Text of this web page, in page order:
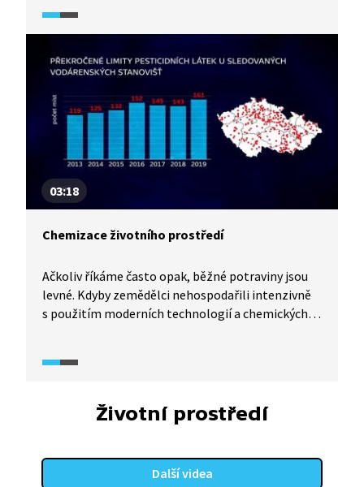
ochránci přírody ve jmenovaných lokalitách, není
03:18
Chemizace životního prostředí
Ačkoliv říkáme často opak, běžné potraviny jsou
levné. Kdyby zemědělci nehospodařili intenzivně
s použitím moderních technologií a chemických
i pro zemědělce je intenzita produkce ekonomicky
to katastrofa. Chemie využívaná v zemědělství se
dostává do půdy, na které se pěstují naše
Životní prostředí
Další videa